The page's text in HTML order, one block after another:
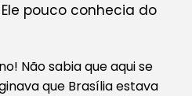
pouco conhecia do
Não sabia que aqui se
que Brasília estava